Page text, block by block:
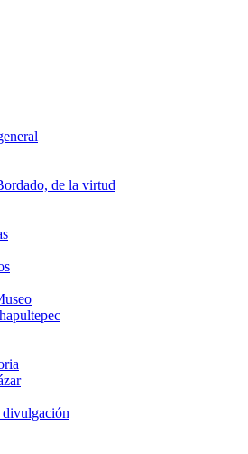
de la virtud
divulgación